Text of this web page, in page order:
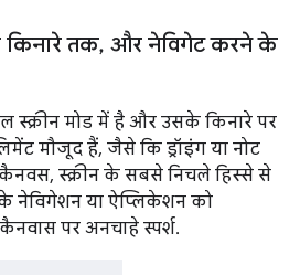
किनारे तक, और नेविगेट करने के
मोड में है और उसके किनारे पर
मौजूद हैं, जैसे कि ड्रॉइंग या नोट
स्क्रीन के सबसे निचले हिस्से से
नेविगेशन या ऐप्लिकेशन को
पर अनचाहे स्पर्श.